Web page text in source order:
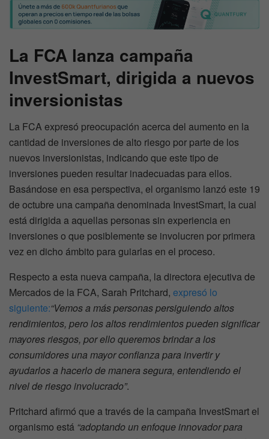
La FCA lanza campaña
InvestSmart, dirigida a nuevos
inversionistas
La FCA expresó preocupación acerca del aumento en la
cantidad de inversiones de alto riesgo por parte de los
nuevos inversionistas, indicando que este tipo de
inversiones pueden resultar inadecuadas para ellos.
Basándose en esa perspectiva, el organismo lanzó este 19
de octubre una campaña denominada InvestSmart, la cual
está dirigida a aquellas personas sin experiencia en
inversiones o que posiblemente se involucren por primera
vez en dicho ámbito para guiarlas en el proceso.
Respecto a esta nueva campaña, la directora ejecutiva de
Mercados de la FCA, Sarah Pritchard, expresó lo
siguiente:“Vemos a más personas persiguiendo altos
rendimientos, pero los altos rendimientos pueden significar
mayores riesgos, por ello queremos brindar a los
consumidores una mayor confianza para invertir y
ayudarlos a hacerlo de manera segura, entendiendo el
nivel de riesgo involucrado”.
Pritchard afirmó que a través de la campaña InvestSmart el
organismo está “adoptando un enfoque innovador para